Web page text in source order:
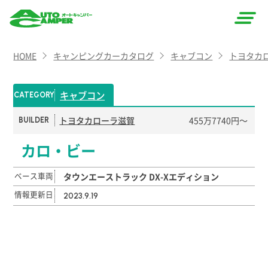
CAMPER
（オート
キャン
パー）
HOME キャンピングカーカタログ キャブコン トヨタカ
CATEGORY キャブコン
BUILDER トヨタカローラ滋賀 455万7740円〜
カロ・ビー
ベース車両 タウンエーストラック DX-Xエディション
情報更新日 2023.9.19